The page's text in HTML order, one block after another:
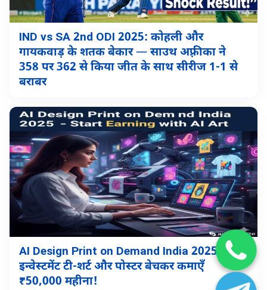
IND vs SA 2nd ODI 2025: कोहली और
गायकवाड़ के शतक बेकार — साउथ अफ़्रीका ने
358 पर 362 से किया जीत के साथ सीरीज 1-1 से
बराबर
AI Design Print on Demand India 2025: बिना
इन्वेस्टमेंट टी-शर्ट और पोस्टर बेचकर कमाएँ
₹50,000 महीना!